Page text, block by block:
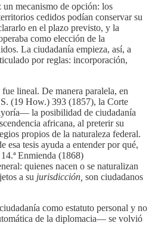
mecanismo de opción: los
cedidos podían conservar su
en el plazo previsto, y la
como elección de la
La ciudadanía empieza, así, a
por reglas: incorporación,
lineal. De manera paralela, en
(19 How.) 393 (1857), la Corte
la posibilidad de ciudadanía
africana, al preterir su
propios de la naturaleza federal.
tesis ayuda a entender por qué,
Enmienda (1868)
quienes nacen o se naturalizan
a su jurisdicción, son ciudadanos
como estatuto personal y no
de la diplomacia— se volvió